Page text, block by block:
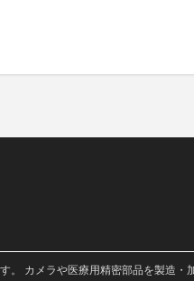
。 カメラや医療用精密部品を製造